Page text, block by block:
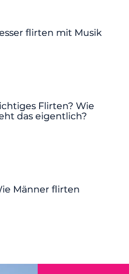
flirten mit Musik
Flirten? Wie
das eigentlich?
Männer flirten